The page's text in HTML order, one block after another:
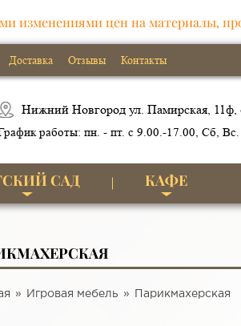
изменениями цен на материалы,
Доставка Отзывы Контакты
Нижний Новгород ул. Памирская, 11ф,
работы: пн. - пт. с 9.00.-17.00, Сб,
САД КАФЕ
Игровая мебель Парикмахерская